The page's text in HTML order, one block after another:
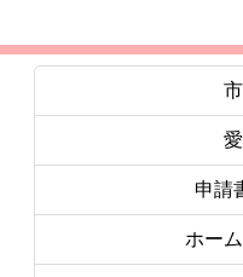
申請
ホー